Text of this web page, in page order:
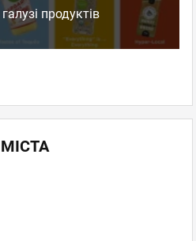
продуктів